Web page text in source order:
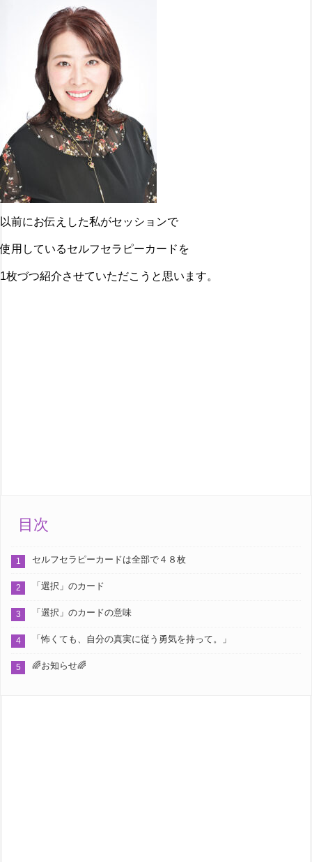
以前にお伝えした私がセッションで
使用しているセルフセラピーカードを
1枚づつ紹介させていただこうと思います。
目次
セルフセラピーカードは全部で４８枚
「選択」のカード
「選択」のカードの意味
「怖くても、自分の真実に従う勇気を持って。」
🌈お知らせ🌈